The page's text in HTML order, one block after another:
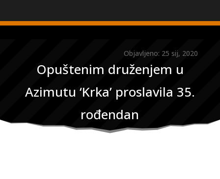
Objavljeno: 25 sij, 2020
Opuštenim druženjem u
Azimutu ‘Krka’ proslavila 35.
rođendan